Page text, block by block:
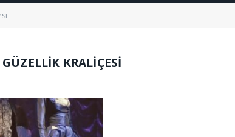
KRALIÇESI